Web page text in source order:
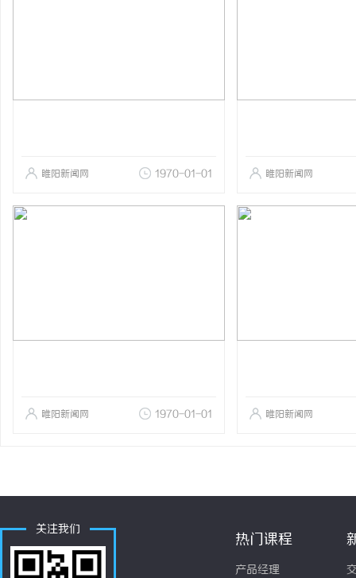
睢阳新闻网 1970-01-01 睢阳新闻网
睢阳新闻网 1970-01-01 睢阳新闻网
关注我们
热门课程
产品经理